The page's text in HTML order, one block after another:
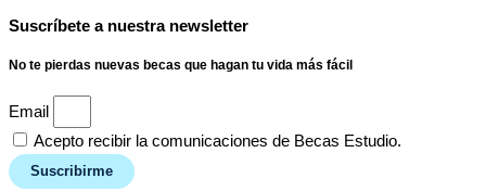
Suscríbete a nuestra newsletter
No te pierdas nuevas becas que hagan tu vida más fácil
Email
Acepto recibir la comunicaciones de Becas Estudio.
Suscribirme